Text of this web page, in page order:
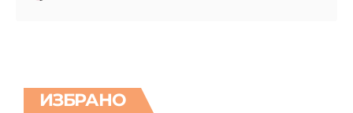
ИЗБРАНО